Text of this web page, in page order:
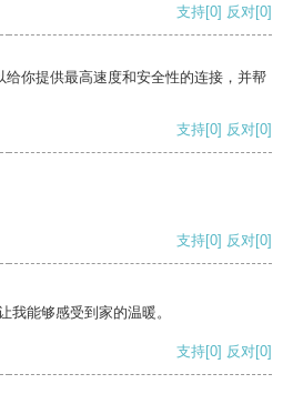
支持[0] 反对[0]
你提供最高速度和安全性的连接，并帮
支持[0] 反对[0]
支持[0] 反对[0]
我能够感受到家的温暖。
支持[0] 反对[0]